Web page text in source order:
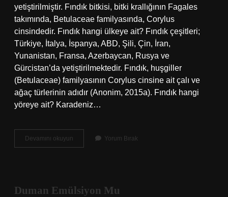
yetiştirilmiştir. Fındık bitkisi, bitki krallığının Fagales
takımında, Betulaceae familyasında, Corylus
cinsindedir. Fındık hangi ülkeye ait? Fındık çeşitleri;
Türkiye, İtalya, İspanya, ABD, Şili, Çin, İran,
Yunanistan, Fransa, Azerbaycan, Rusya ve
Gürcistan’da yetiştirilmektedir. Fındık, huşgiller
(Betulaceae) familyasının Corylus cinsine ait çalı ve
ağaç türlerinin adıdır (Anonim, 2015a). Fındık hangi
yöreye ait? Karadeniz…
Devamını okuyun
Hangi
Yorum Bırak
Duman Emülsiyon Mu